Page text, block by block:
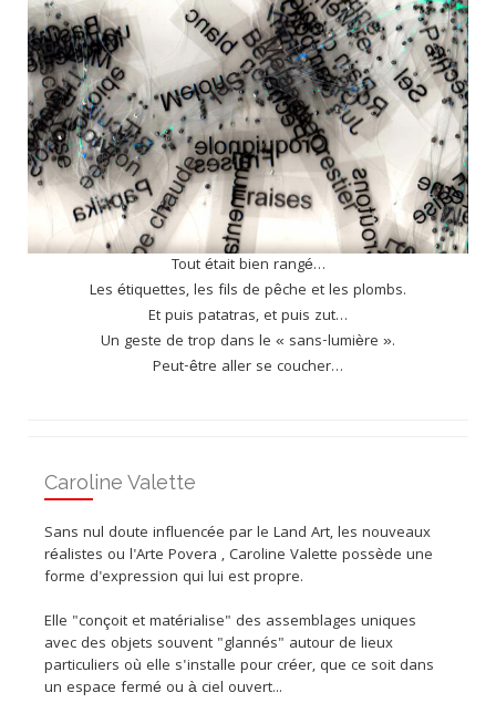
Tout était bien rangé…
Les étiquettes, les fils de pêche et les plombs.
Et puis patatras, et puis zut…
Un geste de trop dans le « sans-lumière ».
Peut-être aller se coucher…
Caroline Valette
Sans nul doute influencée par le Land Art, les nouveaux
réalistes ou l'Arte Povera , Caroline Valette possède une
forme d'expression qui lui est propre.
Elle "conçoit et matérialise" des assemblages uniques
avec des objets souvent "glannés" autour de lieux
particuliers où elle s'installe pour créer, que ce soit dans
un espace fermé ou à ciel ouvert...